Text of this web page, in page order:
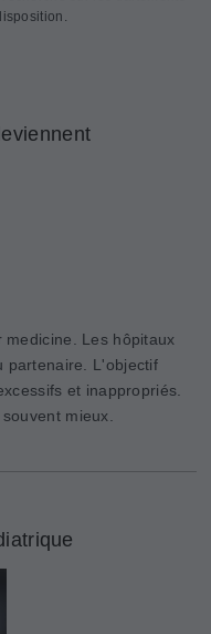
Les hôpitaux
partenaire. L'objectif
et inappropriés.
mieux.